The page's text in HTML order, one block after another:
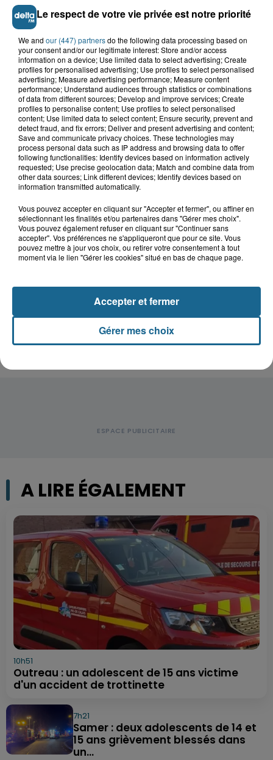
Saint-Omer : un enfant gravement brûlé
après l'explosion d'un jouet...
Hazebrouck : victime d'un accident,
Valérie, 46 ans, portée disparue
depuis mardi à Dunkerque, sa...
Violent accident à Cléty : quatre
blessés, deux femmes en urgence...
A LIRE ÉGALEMENT
10h51
Outreau : un adolescent de 15 ans victime
d'un accident de trottinette
7h21
Samer : deux adolescents de 14 et
15 ans grièvement blessés dans
un...
Le respect de votre vie privée est notre priorité
We and our (447) partnersdo the following data processing based on
your consent and/or our legitimate interest: Store and/or access
information on a device; Use limited data to select advertising; Create
profiles for personalised advertising; Use profiles to select personalised
advertising; Measure advertising performance; Measure content
performance; Understand audiences through statistics or combinations
of data from different sources; Develop and improve services; Create
profiles to personalise content; Use profiles to select personalised
content; Use limited data to select content; Ensure security, prevent and
detect fraud, and fix errors; Deliver and present advertising and content;
Save and communicate privacy choices. These technologies may
process personal data such as IP address and browsing data to offer
following functionalities: Identify devices based on information actively
requested; Use precise geolocation data; Match and combine data from
other data sources; Link different devices; Identify devices based on
information transmitted automatically.
Vous pouvez accepter en cliquant sur "Accepter et fermer", ou affiner en
sélectionnant les finalités et/ou partenaires dans "Gérer mes choix".
Vous pouvez également refuser en cliquant sur "Continuer sans
accepter". Vos préférences ne s'appliqueront que pour ce site. Vous
pouvez mettre à jour vos choix, ou retirer votre consentement à tout
moment via le lien "Gérer les cookies" situé en bas de chaque page.
Gérer mes choix
Accepter et fermer